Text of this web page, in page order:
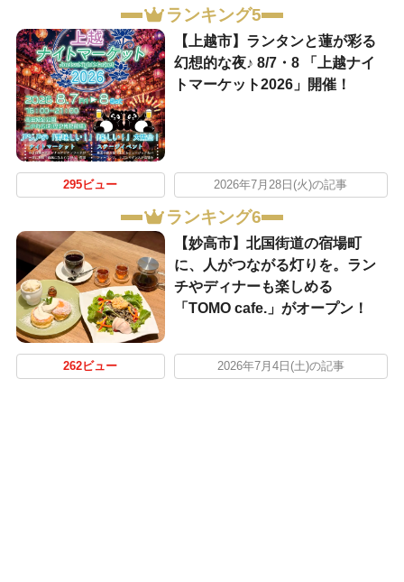
ランキング5
【上越市】ランタンと蓮が彩る
幻想的な夜♪ 8/7・8 「上越ナイ
トマーケット2026」開催！
295ビュー 2026年7月28日(火)の記事
ランキング6
【妙高市】北国街道の宿場町
に、人がつながる灯りを。ラン
チやディナーも楽しめる
「TOMO cafe.」がオープン！
262ビュー 2026年7月4日(土)の記事